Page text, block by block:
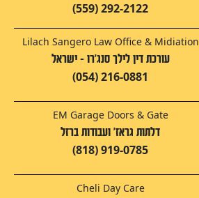
(559) 292-2122
Lilach Sangero Law Office & Midiation
עורכת דין לילך סנג'רו - ישראל
(054) 216-0881
EM Garage Doors & Gate
דלתות גראז' ועבודות ברזל‬‎
(818) 919-0785
Cheli Day Care